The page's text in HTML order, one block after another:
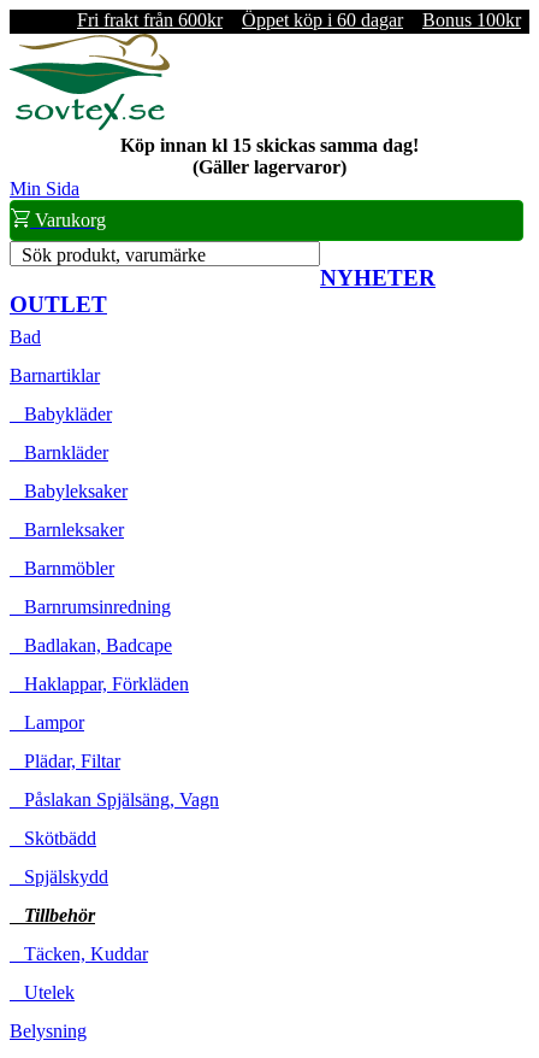
Fri frakt från 600kr Öppet köp i 60 dagar Bonus 100kr
Köp innan kl 15 skickas samma dag!
(Gäller lagervaror)
Min Sida
Varukorg
Sök produkt, varumärke
NYHETER
OUTLET
Bad
Barnartiklar
Babykläder
Barnkläder
Babyleksaker
Barnleksaker
Barnmöbler
Barnrumsinredning
Badlakan, Badcape
Haklappar, Förkläden
Lampor
Plädar, Filtar
Påslakan Spjälsäng, Vagn
Skötbädd
Spjälskydd
Tillbehör
Täcken, Kuddar
Utelek
Belysning